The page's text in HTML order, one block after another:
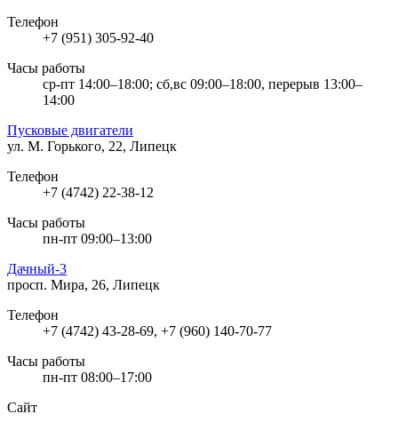
Телефон
+7 (951) 305-92-40
Часы работы
ср-пт 14:00–18:00; сб,вс 09:00–18:00, перерыв 13:00–
14:00
Пусковые двигатели
ул. М. Горького, 22, Липецк
Телефон
+7 (4742) 22-38-12
Часы работы
пн-пт 09:00–13:00
Дачный-3
просп. Мира, 26, Липецк
Телефон
+7 (4742) 43-28-69, +7 (960) 140-70-77
Часы работы
пн-пт 08:00–17:00
Сайт